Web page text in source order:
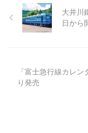
大井川
日から
「富士急行線カレ
り発売